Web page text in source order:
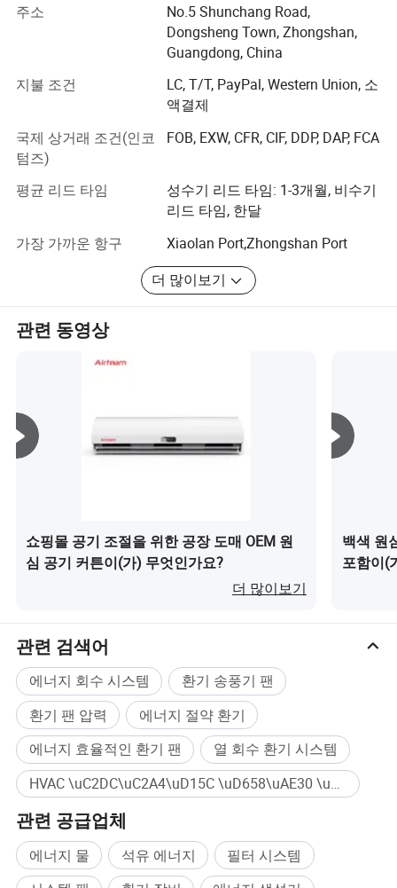
우리는 창의적인 아이디어를 현실화할 수 있는 견고한 기
반을 제공하기 위해 고급 금형 기계 및 장비를 획득했으며,
제품 성능과 안정성을 보장할 수 있었습니다.
현재, 저희 회사는 50개 이상의 독립 지적 재산권 특허를 보
유하고 있으며 I S O 9 0 1 품질 시스템 인증을 통과했습니
다. 다양한 시장의 고객 요구 사항에 따라 C C C, C B, C E,
RoHS, S A A, U L 및 기타 인증 표준
Aden 제품은 중국 시장에서 판매량이 뛰어일 뿐만 아니라
전 세계적으로 좋은 평판을 받았습니다. 품질, 배송, 서비스,
혁신은 우리가 추구해 온 철학입니다. 지금까지 우리는 광
범위한 마케팅 네트워크를 구축하고 많은 고객과 안정적인
우정을 쌓고 있습니다. 우리는 장기적인 협력을 개발하고
상호 이익을 증진하기를 희망합니다.
앞으로 우리는 계속해서 제품을 혁신하고 관리 시스템을
에 맞춰 전 세계에 맞서 나갈 것입니다.
주소
No.5 Shunchang Road,
Dongsheng Town, Zhongshan,
Guangdong, China
지불 조건
LC, T/T, PayPal, Western Union, 소
액결제
국제 상거래 조건(인코
텀즈)
FOB, EXW, CFR, CIF, DDP, DAP, FCA
평균 리드 타임
성수기 리드 타임: 1-3개월, 비수기
리드 타임, 한달
가장 가까운 항구
Xiaolan Port,Zhongshan Port
더 많이보기
관련 동영상
쇼핑몰 공기 조절을 위한 공장 도매 OEM 원
심 공기 커튼이(가) 무엇인가요?
더 많이보기
백색 원
포함이(
관련 검색어
에너지 회수 시스템
환기 송풍기 팬
환기 팬 압력
에너지 절약 환기
에너지 효율적인 환기 팬
열 회수 환기 시스템
HVAC \uC2DC\uC2A4\uD15C \uD658\uAE30 \uD32C 대량구매
관련 공급업체
에너지 물 석유 에너지
필터 시스템